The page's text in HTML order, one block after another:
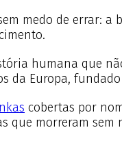
medo de errar:
humana que
da Europa, fundado
cobertas por
que morreram